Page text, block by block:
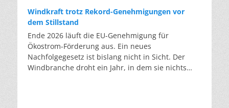
Windkraft trotz Rekord-Genehmigungen vor
dem Stillstand
Ende 2026 läuft die EU-Genehmigung für
Ökostrom-Förderung aus. Ein neues
Nachfolgegesetz ist bislang nicht in Sicht. Der
Windbranche droht ein Jahr, in dem sie nichts